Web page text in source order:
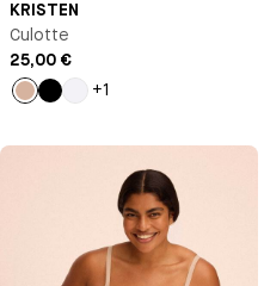
KRISTEN
Culotte
25,00 €
Nude NoirBlanc
+1